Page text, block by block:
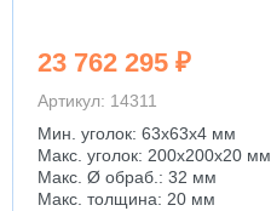
23 762 295 ₽
Артикул: 14311
Мин. уголок: 63x63x4 мм
Макс. уголок: 200x200x20 мм
Макс. Ø обраб.: 32 мм
Макс. толщина: 20 мм